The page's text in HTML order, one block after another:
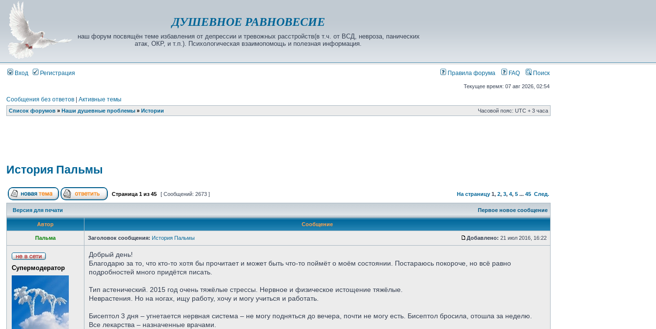
ДУШЕВНОЕ РАВНОВЕСИЕ
наш форум посвящён теме избавления от депрессии и тревожных расстройств(в т.ч. от ВСД, невроза, панических
атак, ОКР, и т.п.). Психологическая взаимопомощь и полезная информация.
Вход Регистрация Правила форума FAQ Поиск
Текущее время: 07 авг 2026, 02:54
Сообщения без ответов |Активные темы
Список форумов »Наши душевные проблемы »Истории Часовой пояс: UTC + 3 часа
История Пальмы
Страница1 из45 [ Сообщений: 2673 ] На страницу 1,2,3,4,5 ...45 След.
Версия для печати Первое новое сообщение
Автор Сообщение
Пальма Заголовок сообщения: История Пальмы Добавлено: 21 июл 2016, 16:22
Супермодератор
Добрый день!
Благодарю за то, что кто-то хотя бы прочитает и может быть что-то поймёт о моём состоянии. Постараюсь покороче, но всё равно
подробностей много придётся писать.
Тип астенический. 2015 год очень тяжёлые стрессы. Нервное и физическое истощение тяжёлые.
Неврастения. Но на ногах, ищу работу, хочу и могу учиться и работать.
Бисептол 3 дня – угнетается нервная система – не могу подняться до вечера, почти не могу есть. Бисептол бросила, отошла за неделю.
Все лекарства – назначенные врачами.